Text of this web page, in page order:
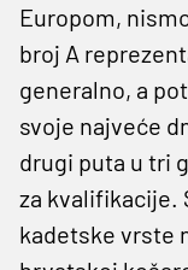
Europom,
broj A
generalno, a
svoje najveće
drugi puta u tri
za kvalifikacije.
kadetske vrste